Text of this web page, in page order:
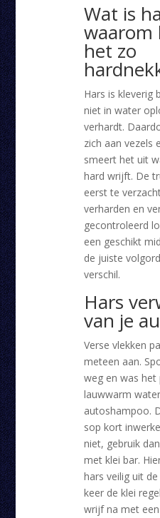
Wat is
waarom
het zo
Hars is kleverig
niet in water
verhardt.
zich aan vezels
smeert het uit
hard wrijft. De
eerst te
verharden en
gecontroleerd
een geschikt
de juiste
verschil.
Hars
van je
Verse vlekken
meteen aan.
weg en was het
lauwwarm
autoshampoo.
sop kort
niet, gebruik
met klei bar.
hars veilig uit
keer de klei
wrijf na met